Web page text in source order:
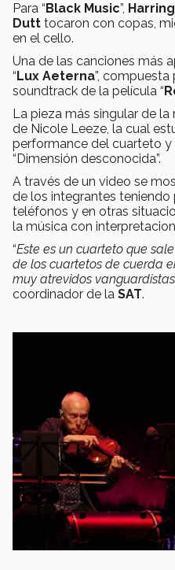
Para “Black Music”,
Dutt tocaron con copas,
en el cello.
Una de las canciones más
“Lux Aeterna”,
soundtrack de la película “
La pieza más singular de la
de Nicole Leeze, la cual
performance del cuarteto y
“Dimensión desconocida”.
A través de un video se
de los integrantes
teléfonos y en otras
la música con
“Este es un cuarteto que
de los cuartetos de cuerda
muy atrevidos
coordinador de la SAT.